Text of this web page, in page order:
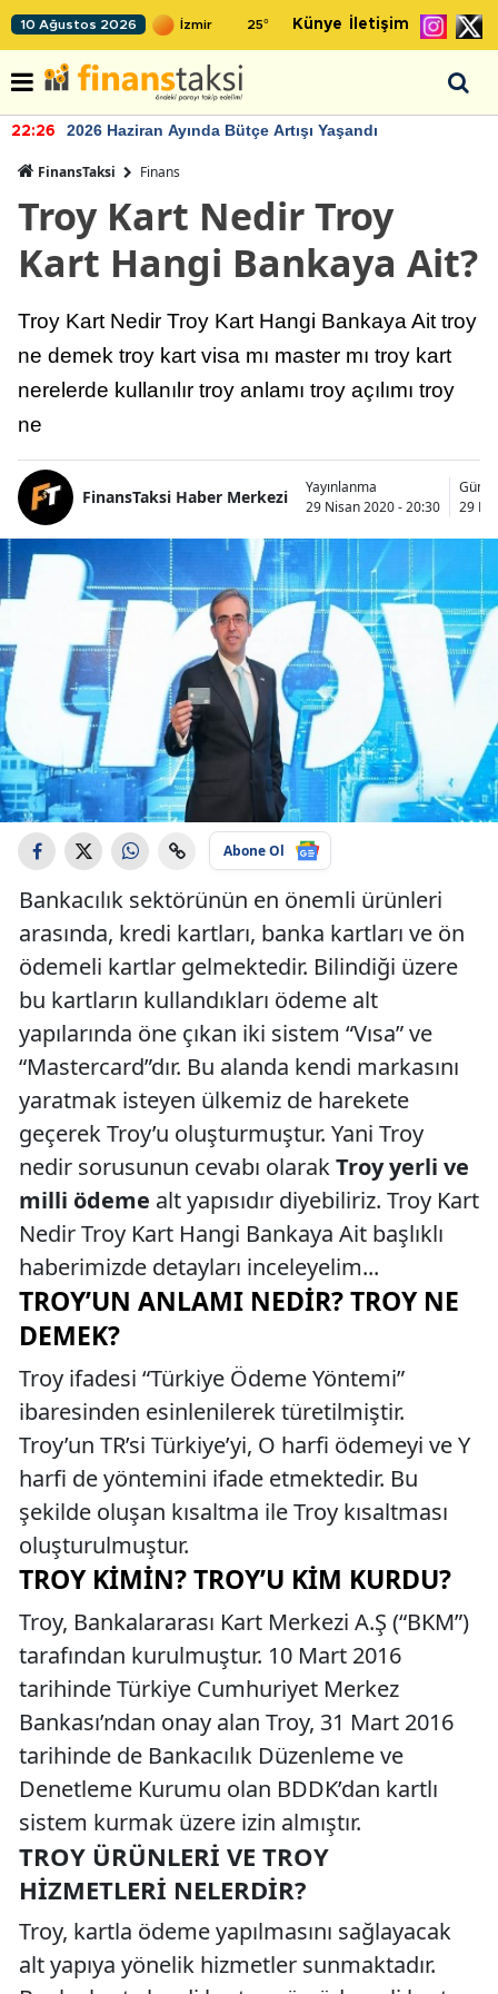
10 Ağustos 2026 25° Künye İletişim
22:26 2026 Haziran Ayında Bütçe Artışı Yaşandı
FinansTaksi Finans
Troy Kart Nedir Troy
Kart Hangi Bankaya Ait?
Troy Kart Nedir Troy Kart Hangi Bankaya Ait troy
ne demek troy kart visa mı master mı troy kart
nerelerde kullanılır troy anlamı troy açılımı troy
ne
FinansTaksi Haber Merkezi
Yayınlanma
29 Nisan 2020 - 20:30
29
Abone Ol
Bankacılık sektörünün en önemli ürünleri
arasında, kredi kartları, banka kartları ve ön
ödemeli kartlar gelmektedir. Bilindiği üzere
bu kartların kullandıkları ödeme alt
yapılarında öne çıkan iki sistem “Vısa” ve
“Mastercard”dır. Bu alanda kendi markasını
yaratmak isteyen ülkemiz de harekete
geçerek Troy’u oluşturmuştur. Yani Troy
nedir sorusunun cevabı olarakTroy yerli ve
milli ödeme alt yapısıdır diyebiliriz. Troy Kart
Nedir Troy Kart Hangi Bankaya Ait başlıklı
haberimizde detayları inceleyelim...
TROY’UN ANLAMI NEDIR? TROY NE
DEMEK?
Troy ifadesi “Türkiye Ödeme Yöntemi”
ibaresinden esinlenilerek türetilmiştir.
Troy’un TR’si Türkiye’yi, O harfi ödemeyi ve Y
harfi de yöntemini ifade etmektedir. Bu
şekilde oluşan kısaltma ile Troy kısaltması
oluşturulmuştur.
TROY KIMIN? TROY’U KIM KURDU?
Troy, Bankalararası Kart Merkezi A.Ş (“BKM”)
tarafından kurulmuştur. 10 Mart 2016
tarihinde Türkiye Cumhuriyet Merkez
Bankası’ndan onay alan Troy, 31 Mart 2016
tarihinde de Bankacılık Düzenleme ve
Denetleme Kurumu olan BDDK’dan kartlı
sistem kurmak üzere izin almıştır.
TROY ÜRÜNLERI VE TROY
HIZMETLERI NELERDIR?
Troy, kartla ödeme yapılmasını sağlayacak
alt yapıya yönelik hizmetler sunmaktadır.